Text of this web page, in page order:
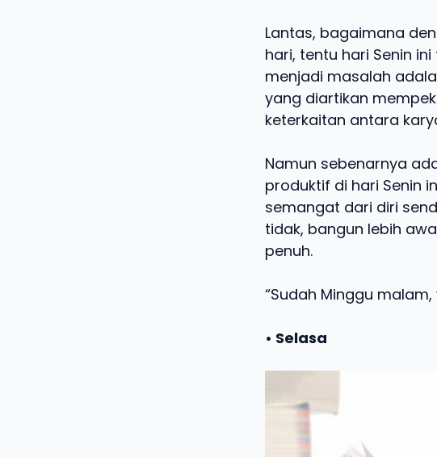
Lantas, bagaimana
hari, tentu hari Senin
menjadi masalah
yang diartikan
keterkaitan antara
Namun sebenarnya
produktif di hari Senin
semangat dari diri
tidak, bangun lebih
penuh.
“Sudah Minggu
• Selasa